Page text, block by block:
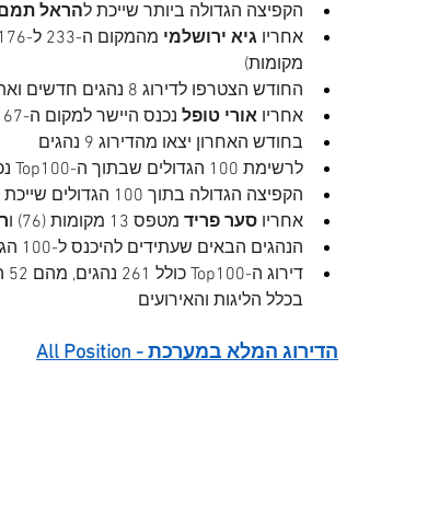
הקפיצה הגדולה ביותר שייכת להראל
אחריו גיא ירושלמי מהמקום ה-233 ל-176 (57 מקומות) ו
מקומות)
החודש הצטרפו לדירוג 8 נהגים חדשים ואת הכניסה הגדולה עושה
אחריו אורי טופל נכנס היישר למקום ה-167 ו
בחודש האחרון יצאו מהדירוג 9 נהגים
לרשימת 100 הגדולים שבתוך ה-Top100 נכנסו החודש שני נהגים –
הקפיצה הגדולה בתוך 100 הגדולים שייכת ל
אחריו סער פריד מטפס 13 מקומות (76) ו
הנהגים הבאים שעתידים להיכנס ל-100 הגדולים הם
בכלל הליגות והאירועים
הדירוג המלא במערכת - All Position